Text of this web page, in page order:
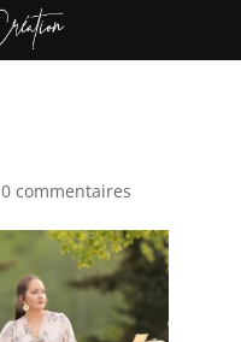
0 commentaires